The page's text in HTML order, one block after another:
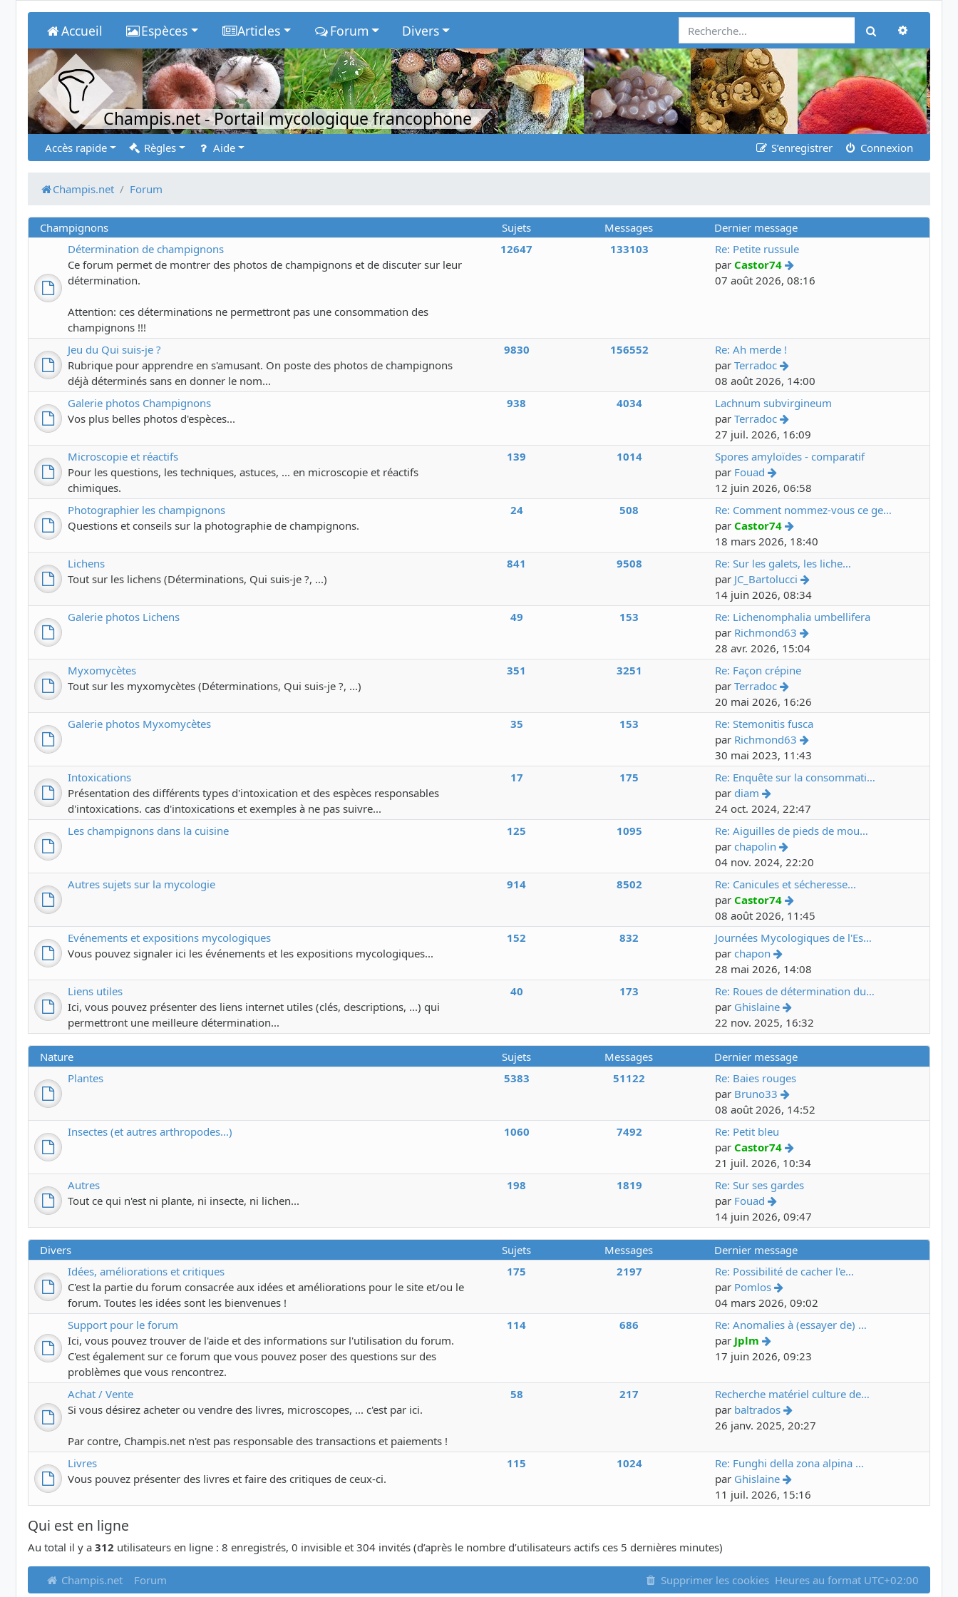
Accueil Espèces Articles Forum Divers Rechercher
Champis.net- Portail mycologique francophone
Accès rapide Règles Aide S’enregistrer Connexion
Champis.net Forum
Champignons Sujets Messages
Dernier message
Détermination de champignons
Ce forum permet de montrer des photos de champignons et de discuter sur leur
détermination.
Attention: ces déterminations ne permettront pas une consommation des
champignons !!!
12647 133103
Re: Petite russule
par Castor74
07 août 2026, 08:16
Jeu du Qui suis-je ?
Rubrique pour apprendre en s'amusant. On poste des photos de champignons
déjà déterminés sans en donner le nom...
9830 156552
Re: Ah merde !
par Terradoc
08 août 2026, 14:00
Galerie photos Champignons
Vos plus belles photos d'espèces...
938 4034
Lachnum subvirgineum
par Terradoc
27 juil. 2026, 16:09
Microscopie et réactifs
Pour les questions, les techniques, astuces, ... en microscopie et réactifs
chimiques.
139 1014
Spores amyloïdes - comparatif
par Fouad
12 juin 2026, 06:58
Photographier les champignons
Questions et conseils sur la photographie de champignons.
24 508
Re: Comment nommez-vous ce ge…
par Castor74
18 mars 2026, 18:40
Lichens
Tout sur les lichens (Déterminations, Qui suis-je ?, ...)
841 9508
Re: Sur les galets, les liche…
par JC_Bartolucci
14 juin 2026, 08:34
Galerie photos Lichens
49 153
Re: Lichenomphalia umbellifera
par Richmond63
28 avr. 2026, 15:04
Myxomycètes
Tout sur les myxomycètes (Déterminations, Qui suis-je ?, ...)
351 3251
Re: Façon crépine
par Terradoc
20 mai 2026, 16:26
Galerie photos Myxomycètes
35 153
Re: Stemonitis fusca
par Richmond63
30 mai 2023, 11:43
Intoxications
Présentation des différents types d'intoxication et des espèces responsables
d'intoxications. cas d'intoxications et exemples à ne pas suivre...
17 175
Re: Enquête sur la consommati…
par diam
24 oct. 2024, 22:47
Les champignons dans la cuisine
125 1095
Re: Aiguilles de pieds de mou…
par chapolin
04 nov. 2024, 22:20
Autres sujets sur la mycologie
914 8502
Re: Canicules et sécheresse...
par Castor74
08 août 2026, 11:45
Evénements et expositions mycologiques
Vous pouvez signaler ici les événements et les expositions mycologiques...
152 832
Journées Mycologiques de l'Es…
par chapon
28 mai 2026, 14:08
Liens utiles
Ici, vous pouvez présenter des liens internet utiles (clés, descriptions, ...) qui
permettront une meilleure détermination...
40 173
Re: Roues de détermination du…
par Ghislaine
22 nov. 2025, 16:32
Nature Sujets Messages
Dernier message
Plantes
5383 51122
Re: Baies rouges
par Bruno33
08 août 2026, 14:52
Insectes (et autres arthropodes...)
1060 7492
Re: Petit bleu
par Castor74
21 juil. 2026, 10:34
Autres
Tout ce qui n'est ni plante, ni insecte, ni lichen...
198 1819
Re: Sur ses gardes
par Fouad
14 juin 2026, 09:47
Divers Sujets Messages
Dernier message
Idées, améliorations et critiques
C'est la partie du forum consacrée aux idées et améliorations pour le site et/ou le
forum. Toutes les idées sont les bienvenues !
175 2197
Re: Possibilité de cacher l'e…
par Pomlos
04 mars 2026, 09:02
Support pour le forum
Ici, vous pouvez trouver de l'aide et des informations sur l'utilisation du forum.
C'est également sur ce forum que vous pouvez poser des questions sur des
problèmes que vous rencontrez.
114 686
Re: Anomalies à (essayer de) …
par Jplm
17 juin 2026, 09:23
Achat / Vente
Si vous désirez acheter ou vendre des livres, microscopes, ... c'est par ici.
Par contre, Champis.net n'est pas responsable des transactions et paiements !
58 217
Recherche matériel culture de…
par baltrados
26 janv. 2025, 20:27
Livres
Vous pouvez présenter des livres et faire des critiques de ceux-ci.
115 1024
Re: Funghi della zona alpina …
par Ghislaine
11 juil. 2026, 15:16
Qui est en ligne
Au total il y a 312 utilisateurs en ligne : 8 enregistrés, 0 invisible et 304 invités (d’après le nombre d’utilisateurs actifs ces 5 dernières minutes)
Champis.net Forum Supprimer les cookies Heures au format UTC+02:00